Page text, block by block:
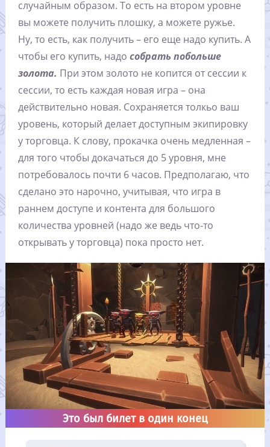
случайным образом. То есть на втором уровне
вы можете получить плошку, а можете ружье.
Ну, то есть, как получить – его еще надо купить. А
чтобы его купить, надособрать побольше
золота. При этом золото не копится от сессии к
сессии, то есть каждая новая игра – она
действительно новая. Сохраняется толкьо ваш
уровень, который делает доступным экипировку
у торговца. К слову, прокачка очень медленная –
для того чтобы докачаться до 5 уровня, мне
потребовалось почти 6 часов. Предполагаю, что
сделано это нарочно, учитывая, что игра в
раннем доступе и контента для большого
количества уровней (надо же ведь что-то
открывать у торговца) пока просто нет.
Это был билет в один конец